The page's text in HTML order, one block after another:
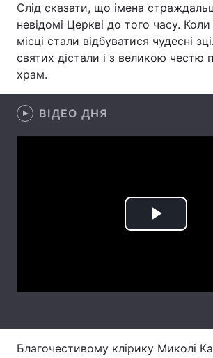
Економіка Світ
Спорт Наука
Техно і зв'язок
Зброя
Здоров'я Туризм
Регіони
Слід сказати, що імена
невідомі Церкві до того часу.
місці стали відбуватися чудесні
святих дістали і з великою честю
храм.
ВІДЕО ДНЯ
Play
Благочестивому клірику Миколі